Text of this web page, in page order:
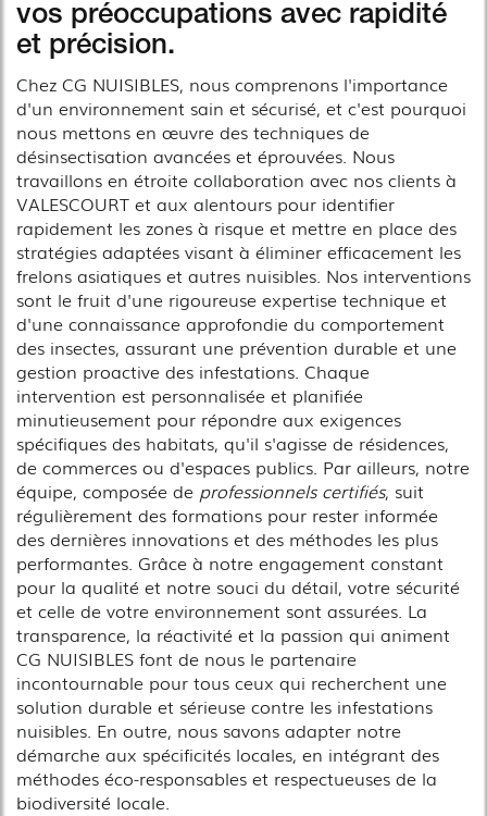
vos préoccupations avec rapidité
et précision.
Chez CG NUISIBLES, nous comprenons l'importance
d'un environnement sain et sécurisé, et c'est pourquoi
nous mettons en œuvre des techniques de
désinsectisation avancées et éprouvées. Nous
travaillons en étroite collaboration avec nos clients à
VALESCOURT et aux alentours pour identifier
rapidement les zones à risque et mettre en place des
stratégies adaptées visant à éliminer efficacement les
frelons asiatiques et autres nuisibles. Nos interventions
sont le fruit d'une rigoureuse expertise technique et
d'une connaissance approfondie du comportement
des insectes, assurant une prévention durable et une
gestion proactive des infestations. Chaque
intervention est personnalisée et planifiée
minutieusement pour répondre aux exigences
spécifiques des habitats, qu'il s'agisse de résidences,
de commerces ou d'espaces publics. Par ailleurs, notre
équipe, composée de professionnels certifiés, suit
régulièrement des formations pour rester informée
des dernières innovations et des méthodes les plus
performantes. Grâce à notre engagement constant
pour la qualité et notre souci du détail, votre sécurité
et celle de votre environnement sont assurées. La
transparence, la réactivité et la passion qui animent
CG NUISIBLES font de nous le partenaire
incontournable pour tous ceux qui recherchent une
solution durable et sérieuse contre les infestations
nuisibles. En outre, nous savons adapter notre
démarche aux spécificités locales, en intégrant des
méthodes éco-responsables et respectueuses de la
biodiversité locale.